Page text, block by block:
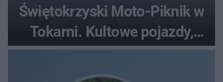
Świętokrzyski Moto-Piknik w
Tokarni. Kultowe pojazdy,
pokazy i muzyczna scena w
Muzeum Wsi Kieleckiej